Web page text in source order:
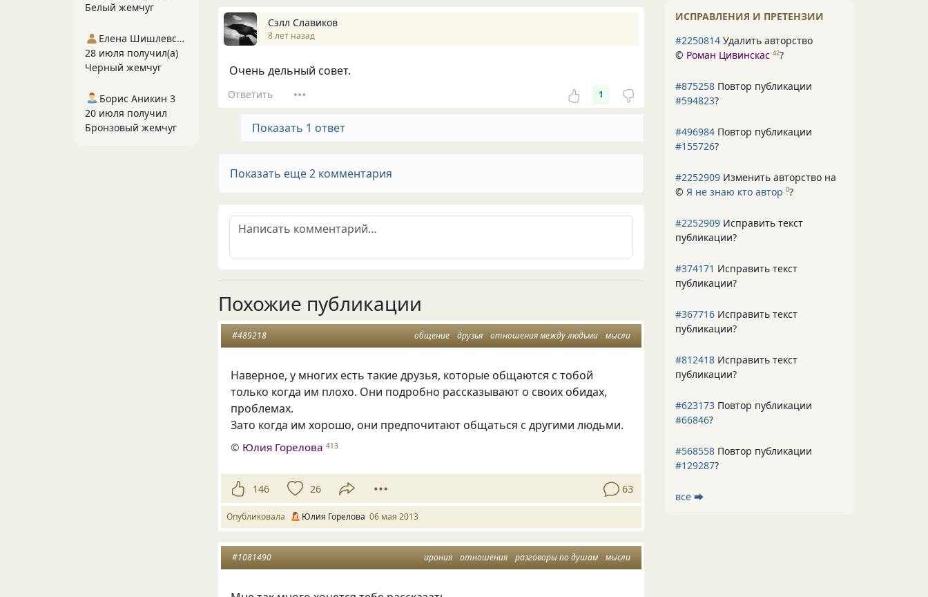
Сэлл Славиков
8 лет назад
Очень дельный совет.
Ответить 1
Показать 1 ответ
Показать еще 2 комментария
Похожие публикации
общение друзья отношения между людьми мысли
#489218
Наверное, у многих есть такие друзья, которые общаются с тобой
только когда им плохо. Они подробно рассказывают о своих обидах,
проблемах.
Зато когда им хорошо, они предпочитают общаться с другими людьми.
© Юлия Горелова 413
146 26 63
Опубликовала Юлия Горелова 06 мая 2013
ирония отношения разговоры по душам мысли
#1081490
ИСПРАВЛЕНИЯ И ПРЕТЕНЗИИ
#2250814 Удалить авторство
© Роман Цивинскас 42?
#875258 Повтор публикации
#594823?
#496984 Повтор публикации
#155726?
#2252909 Изменить авторство на
© Я не знаю кто автор 0?
#2252909 Исправить текст
публикации?
#374171 Исправить текст
публикации?
#367716 Исправить текст
публикации?
#812418 Исправить текст
публикации?
#623173 Повтор публикации
#66846?
#568558 Повтор публикации
#129287?
все ⮕
Белый жемчуг
Елена Шишлевская
28 июля получил(а)
Черный жемчуг
Борис Аникин 3
20 июля получил
Бронзовый жемчуг